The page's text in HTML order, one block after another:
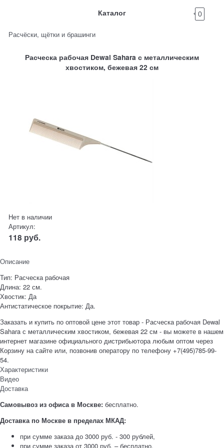
Каталог 0
Расчёски, щётки и брашинги
Расческа рабочая Dewal Sahara с металлическим
хвостиком, бежевая 22 см
Нет в наличии
Артикул:
118 руб.
Описание
Тип: Расческа рабочая
Длина: 22 см.
Хвостик: Да
Антистатическое покрытие: Да.
Заказать и купить по оптовой цене этот товар - Расческа рабочая Dewal
Sahara с металлическим хвостиком, бежевая 22 см - вы можете в нашем
интернет магазине официального дистрибьютора любым оптом через
Корзину на сайте или, позвонив оператору по телефону +7(495)785-99-
54.
Характеристики
Видео
Доставка
Самовывоз из офиса в Москве: бесплатно.
Доставка по Москве в пределах МКАД:
при сумме заказа до 3000 руб. - 300 рублей,
при сумме заказа от 3000 руб. – бесплатно.